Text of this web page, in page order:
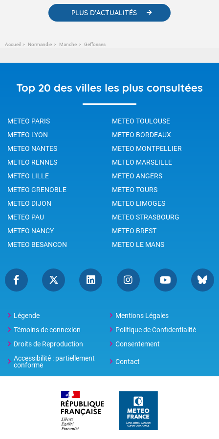
PLUS D'ACTUALITÉS
Accueil Normandie Manche Geffosses
Top 20 des villes les plus consultées
METEO PARIS
METEO TOULOUSE
METEO LYON
METEO BORDEAUX
METEO NANTES
METEO MONTPELLIER
METEO RENNES
METEO MARSEILLE
METEO LILLE
METEO ANGERS
METEO GRENOBLE
METEO TOURS
METEO DIJON
METEO LIMOGES
METEO PAU
METEO STRASBOURG
METEO NANCY
METEO BREST
METEO BESANCON
METEO LE MANS
Légende
Mentions Légales
Témoins de connexion
Politique de Confidentialité
Droits de Reproduction
Consentement
Accessibilité : partiellement
conforme
Contact